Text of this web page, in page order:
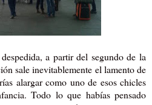
a partir del segundo de la
sale inevitablemente el lamento de
alargar como uno de esos chicles
Todo lo que habías pensado